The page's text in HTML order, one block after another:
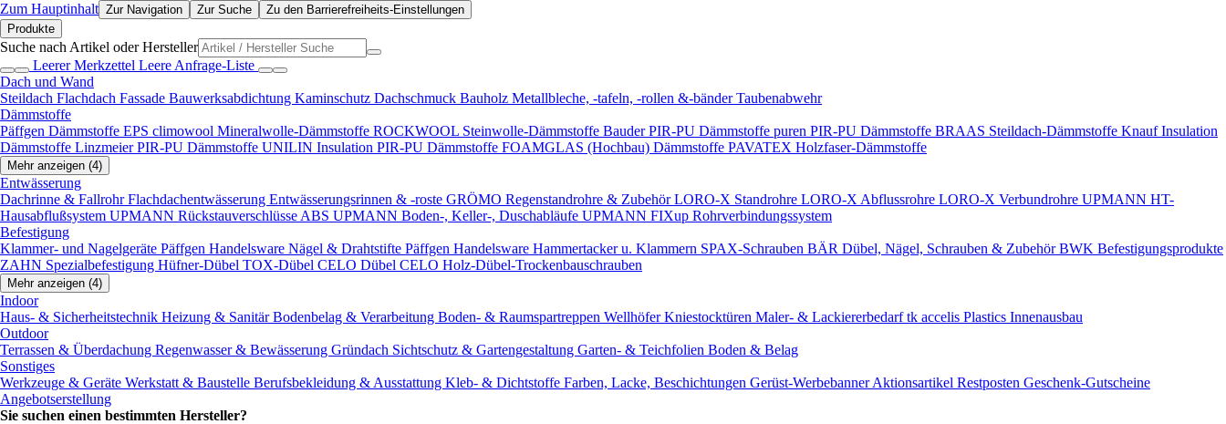
Zum Hauptinhalt Zur Navigation Zur Suche
Zu den Barrierefreiheits-Einstellungen
Produkte
Suche nach Artikel oder Hersteller
Leerer Merkzettel Leere Anfrage-Liste
Dach und Wand
Steildach Flachdach Fassade Bauwerksabdichtung Kaminschutz Dachschmuck Bauholz Metallbleche, -tafeln, -rollen &-bänderTaubenabwehr
Dämmstoffe
Päffgen Dämmstoffe EPS climowool Mineralwolle-Dämmstoffe ROCKWOOL Steinwolle-Dämmstoffe Bauder PIR-PU Dämmstoffe puren PIR-PU Dämmstoffe BRAAS Steildach-Dämmstoffe Knauf Insulation
Dämmstoffe Linzmeier PIR-PU Dämmstoffe UNILIN Insulation PIR-PU Dämmstoffe FOAMGLAS (Hochbau) Dämmstoffe PAVATEX Holzfaser-Dämmstoffe
Mehr anzeigen (4)
Entwässerung
Dachrinne & FallrohrFlachdachentwässerung Entwässerungsrinnen & -roste GRÖMO Regenstandrohre & ZubehörLORO-X Standrohre LORO-X Abflussrohre LORO-X Verbundrohre UPMANN HT-
Hausabflußsystem UPMANN Rückstauverschlüsse ABS UPMANN Boden-, Keller-, Duschabläufe UPMANN FIXup Rohrverbindungssystem
Befestigung
Klammer- und Nagelgeräte Päffgen Handelsware Nägel & Drahtstifte Päffgen Handelsware Hammertacker u. Klammern SPAX-Schrauben BÄR Dübel, Nägel, Schrauben & ZubehörBWK Befestigungsprodukte
ZAHN Spezialbefestigung Hüfner-Dübel TOX-Dübel CELO Dübel CELO Holz-Dübel-Trockenbauschrauben
Mehr anzeigen (4)
Indoor
Haus- & Sicherheitstechnik Heizung & SanitärBodenbelag & Verarbeitung Boden- & Raumspartreppen Wellhöfer Kniestocktüren Maler- & Lackiererbedarftk accelis Plastics Innenausbau
Outdoor
Terrassen & Überdachung Regenwasser & Bewässerung Gründach Sichtschutz & Gartengestaltung Garten- & Teichfolien Boden & Belag
Sonstiges
Werkzeuge & Geräte Werkstatt & Baustelle Berufsbekleidung & Ausstattung Kleb- & Dichtstoffe Farben, Lacke, Beschichtungen Gerüst-WerbebannerAktionsartikel Restposten Geschenk-Gutscheine
Angebotserstellung
Sie suchen einen bestimmten Hersteller?